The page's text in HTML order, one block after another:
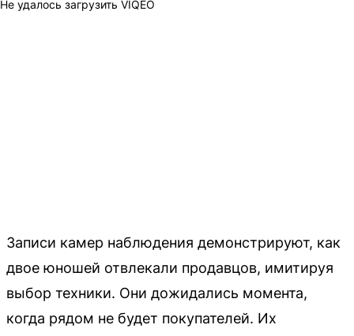
Не удалось загрузить VIQEO
Записи камер наблюдения демонстрируют, как
двое юношей отвлекали продавцов, имитируя
выбор техники. Они дожидались момента,
когда рядом не будет покупателей. Их